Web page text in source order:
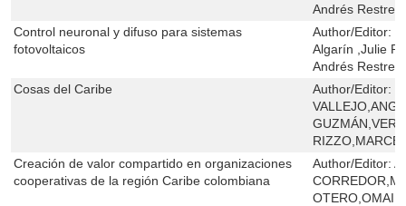
Andrés
Control neuronal y difuso para sistemas
fotovoltaicos
Author/Editor:
Algarín ,Julie
Andrés
Cosas del Caribe
Author/Editor:
Creación de valor compartido en organizaciones
cooperativas de la región Caribe colombiana
Author/Editor: